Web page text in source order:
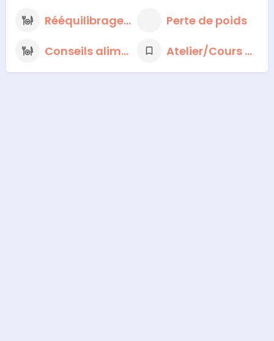
Rééquilibrage alimentaire
Perte de poids
Conseils alimentaires nutritionnels
Atelier/Cours de cuisine